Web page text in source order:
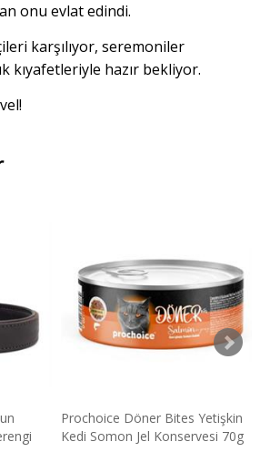
onu evlat edindi.
karşılıyor, seremoniler
kıyafetleriyle hazır bekliyor.
Prochoice Döner Bites Yetişkin
Kedi Somon Jel Konservesi 70g